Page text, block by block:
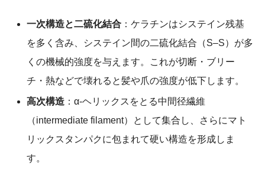
一次構造と二硫化結合 ：ケラチンはシステイン残基
を多く含み、システイン間の二硫化結合（S–S）が多
くの機械的強度を与えます。これが切断・ブリー
チ・熱などで壊れると髪や爪の強度が低下します。
高次構造 ：α-ヘリックスをとる中間径繊維
（intermediate filament）として集合し、さらにマト
リックスタンパクに包まれて硬い構造を形成しま
す。